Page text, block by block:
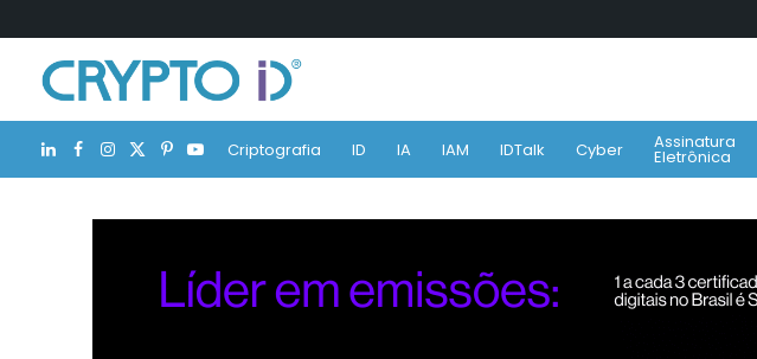
LinkedIn
Facebook
Instagram
X
(Twitter)
Pinterest
YouTubeCriptografia ID IA IAM IDTalk Cyber Assinatura
Eletrônica